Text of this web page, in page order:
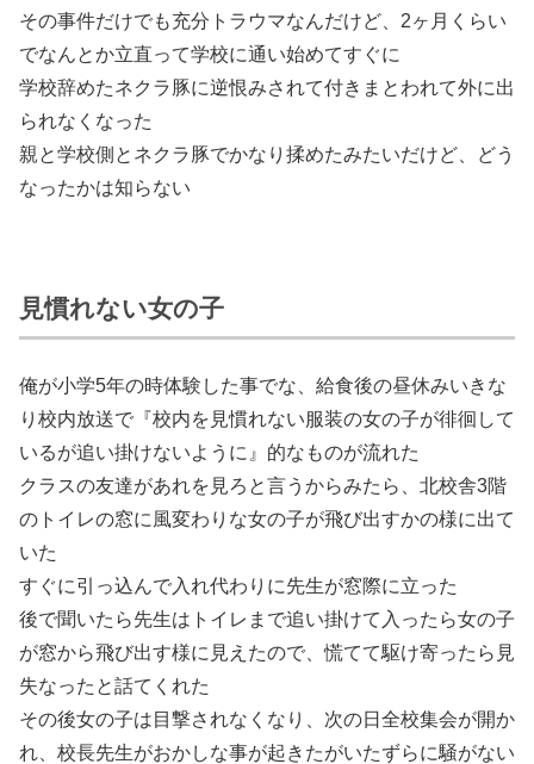
その事件だけでも充分トラウマなんだけど、2ヶ月くらい
でなんとか立直って学校に通い始めてすぐに
学校辞めたネクラ豚に逆恨みされて付きまとわれて外に出
られなくなった
親と学校側とネクラ豚でかなり揉めたみたいだけど、どう
なったかは知らない
見慣れない女の子
俺が小学5年の時体験した事でな、給食後の昼休みいきな
り校内放送で『校内を見慣れない服装の女の子が徘徊して
いるが追い掛けないように』的なものが流れた
クラスの友達があれを見ろと言うからみたら、北校舎3階
のトイレの窓に風変わりな女の子が飛び出すかの様に出て
いた
すぐに引っ込んで入れ代わりに先生が窓際に立った
後で聞いたら先生はトイレまで追い掛けて入ったら女の子
が窓から飛び出す様に見えたので、慌てて駆け寄ったら見
失なったと話てくれた
その後女の子は目撃されなくなり、次の日全校集会が開か
れ、校長先生がおかしな事が起きたがいたずらに騒がない